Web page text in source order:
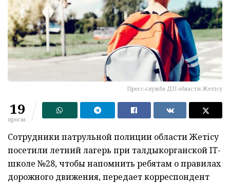
Пресс-служба ДП области Жетісу
19
просм.
Сотрудники патрульной полиции области Жетісу
посетили летний лагерь при талдыкорганской IT-
школе №28, чтобы напомнить ребятам о правилах
дорожного движения, передает корреспондент